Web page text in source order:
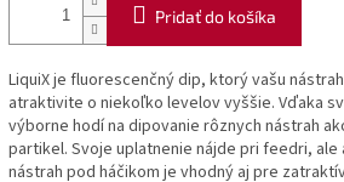
Pridať do košíka
LiquiX je fluorescenčný dip, ktorý vašu
atraktivite o niekoľko levelov vyššie. Vďaka
výborne hodí na dipovanie rôznych nástrah
partikel. Svoje uplatnenie nájde pri feedri, ale
nástrah pod háčikom je vhodný aj pre